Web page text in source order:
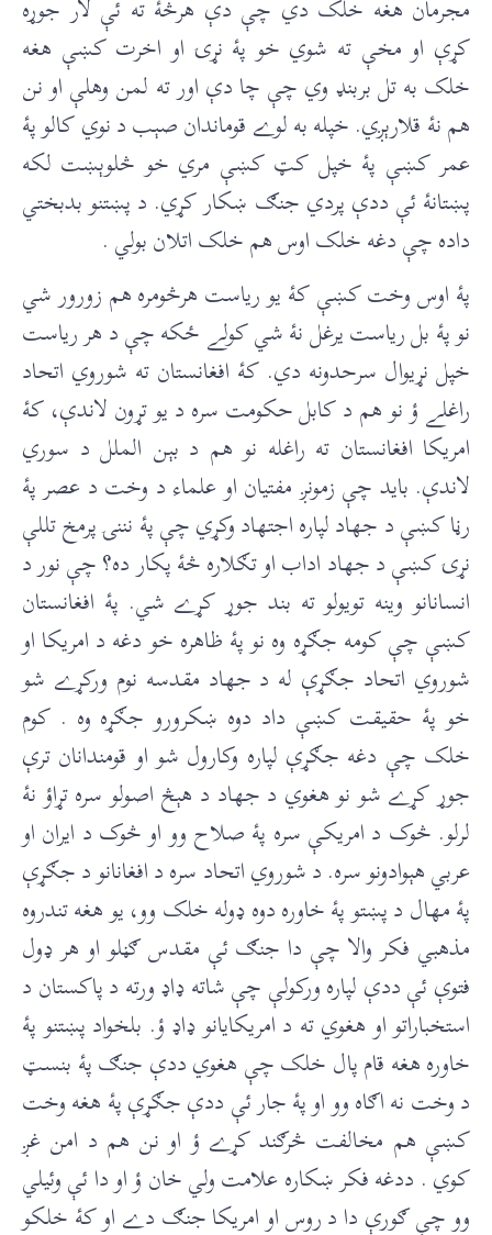
کړې او مخې ته شوي خو پۀ نړۍ او اخرت کښې هغه
خلک به تل بربنډ وي چې چا دې اور ته لمن وهلې او نن
هم نۀ قلارېږي. خپله به لوے قوماندان صېب د نوي کالو پۀ
عمر کښې پۀ خپل کټ کښې مري خو څلوېښت لکه
پښتانۀ ئې ددې پردي جنګ ښکار کړي. د پښتنو بدبختي
داده چې دغه خلک اوس هم خلک اتلان بولي .
پۀ اوس وخت کښې کۀ يو رياست هرڅومره هم زورور شي
نو پۀ بل رياست يرغل نۀ شي کولے ځکه چې د هر رياست
خپل نړيوال سرحدونه دي. کۀ افغانستان ته شوروي اتحاد
راغلے ؤ نو هم د کابل حکومت سره د يو تړون لاندې، کۀ
امريکا افغانستان ته راغله نو هم د بېن الملل د سوري
لاندې. بايد چې زمونږ مفتيان او علماء د وخت د عصر پۀ
رڼا کښې د جهاد لپاره اجتهاد وکړي چې پۀ نننۍ پرمخ تللې
نړۍ کښې د جهاد اداب او تګلاره څۀ پکار ده؟ چې نور د
انسانانو وينه تويولو ته بند جوړ کړے شي. پۀ افغانستان
کښې چې کومه جګړه وه نو پۀ ظاهره خو دغه د امريکا او
شوروي اتحاد جګړې له د جهاد مقدسه نوم ورکړے شو
خو پۀ حقيقت کښې داد دوه ښکرورو جګړه وه . کوم
خلک چې دغه جګړې لپاره وکارول شو او قومندانان ترې
جوړ کړے شو نو هغوي د جهاد د هېڅ اصولو سره تړاؤ نۀ
لرلو. څوک د امريکې سره پۀ صلاح وو او څوک د ايران او
عربي هېوادونو سره. د شوروي اتحاد سره د افغانانو د جګړې
پۀ مهال د پښتو پۀ خاوره دوه ډوله خلک وو، يو هغه تندروه
مذهبي فکر والا چې دا جنګ ئې مقدس ګڼلو او هر ډول
فتوې ئې ددې لپاره ورکولې چې شاته ډاډ ورته د پاکستان د
استخباراتو او هغوي ته د امريکايانو ډاډ ؤ. بلخواد پښتنو پۀ
خاوره هغه قام پال خلک چې هغوي ددې جنګ پۀ بنسټ
د وخت نه اګاه وو او پۀ جار ئې ددې جګړې پۀ هغه وخت
کښې هم مخالفت څرګند کړے ؤ او نن هم د امن غږ
کوي . ددغه فکر ښکاره علامت ولي خان ؤ او دا ئې وئيلي
وو چې ګورې دا د روس او امريکا جنګ دے او کۀ خلکو